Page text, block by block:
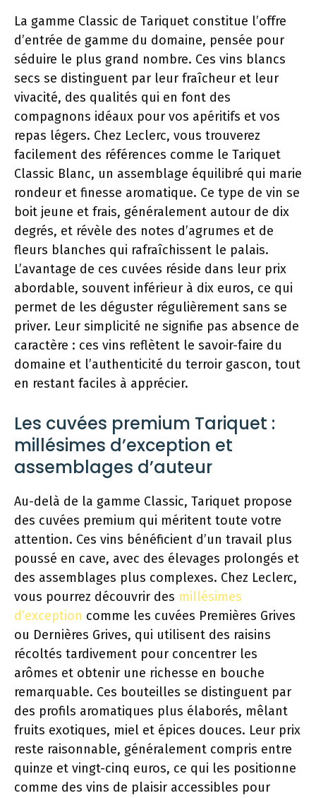
La gamme Classic de Tariquet constitue l’offre
d’entrée de gamme du domaine, pensée pour
séduire le plus grand nombre. Ces vins blancs
secs se distinguent par leur fraîcheur et leur
vivacité, des qualités qui en font des
compagnons idéaux pour vos apéritifs et vos
repas légers. Chez Leclerc, vous trouverez
facilement des références comme le Tariquet
Classic Blanc, un assemblage équilibré qui marie
rondeur et finesse aromatique. Ce type de vin se
boit jeune et frais, généralement autour de dix
degrés, et révèle des notes d’agrumes et de
fleurs blanches qui rafraîchissent le palais.
L’avantage de ces cuvées réside dans leur prix
abordable, souvent inférieur à dix euros, ce qui
permet de les déguster régulièrement sans se
priver. Leur simplicité ne signifie pas absence de
caractère : ces vins reflètent le savoir-faire du
domaine et l’authenticité du terroir gascon, tout
en restant faciles à apprécier.
Les cuvées premium Tariquet :
millésimes d’exception et
assemblages d’auteur
Au-delà de la gamme Classic, Tariquet propose
des cuvées premium qui méritent toute votre
attention. Ces vins bénéficient d’un travail plus
poussé en cave, avec des élevages prolongés et
des assemblages plus complexes. Chez Leclerc,
vous pourrez découvrir des millésimes
d’exception comme les cuvées Premières Grives
ou Dernières Grives, qui utilisent des raisins
récoltés tardivement pour concentrer les
arômes et obtenir une richesse en bouche
remarquable. Ces bouteilles se distinguent par
des profils aromatiques plus élaborés, mêlant
fruits exotiques, miel et épices douces. Leur prix
reste raisonnable, généralement compris entre
quinze et vingt-cinq euros, ce qui les positionne
comme des vins de plaisir accessibles pour